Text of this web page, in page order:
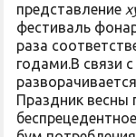
представление
фестиваль
раза
годами.В связи
Праздник весны